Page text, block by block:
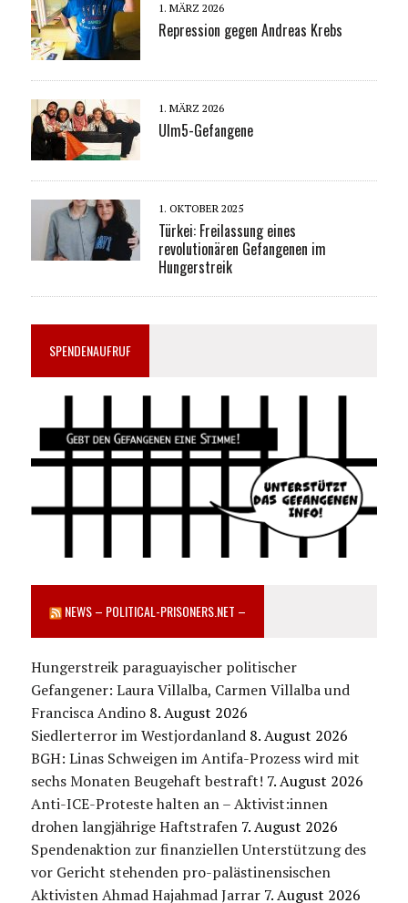
1. MÄRZ 2026
Repression gegen Andreas Krebs
1. MÄRZ 2026
Ulm5-Gefangene
1. OKTOBER 2025
Türkei: Freilassung eines
revolutionären Gefangenen im
Hungerstreik
SPENDENAUFRUF
NEWS – POLITICAL-PRISONERS.NET –
Hungerstreik paraguayischer politischer
Gefangener: Laura Villalba, Carmen Villalba und
Francisca Andino 8. August 2026
Siedlerterror im Westjordanland 8. August 2026
BGH: Linas Schweigen im Antifa-Prozess wird mit
sechs Monaten Beugehaft bestraft! 7. August 2026
Anti-ICE-Proteste halten an – Aktivist:innen
drohen langjährige Haftstrafen 7. August 2026
Spendenaktion zur finanziellen Unterstützung des
vor Gericht stehenden pro-palästinensischen
Aktivisten Ahmad Hajahmad Jarrar 7. August 2026